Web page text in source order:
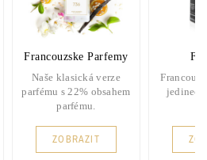
Francouzske Parfemy
Naše klasická verze
parfému s 22% obsahem
parfému.
ZOBRAZIT
FP